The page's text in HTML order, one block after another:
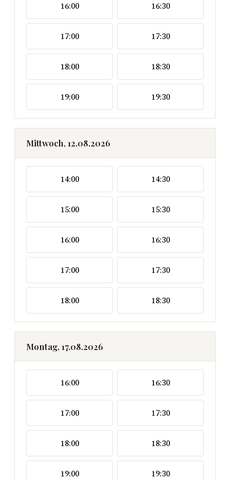
16:00 16:30
17:00 17:30
18:00 18:30
19:00 19:30
Mittwoch, 12.08.2026
14:00 14:30
15:00 15:30
16:00 16:30
17:00 17:30
18:00 18:30
Montag, 17.08.2026
16:00 16:30
17:00 17:30
18:00 18:30
19:00 19:30